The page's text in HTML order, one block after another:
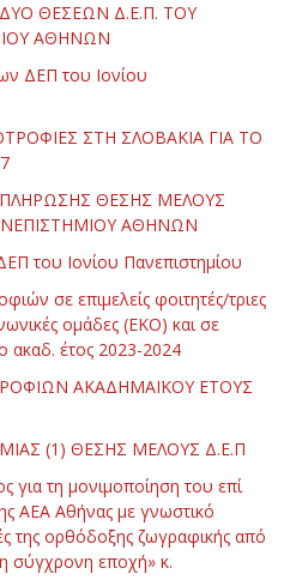
ΘΕΣΕΩΝ Δ.Ε.Π. ΤΟΥ
ΑΘΗΝΩΝ
ΔΕΠ του Ιονίου
ΣΤΗ ΣΛΟΒΑΚΙΑ ΓΙΑ ΤΟ
ΘΕΣΗΣ ΜΕΛΟΥΣ
ΑΘΗΝΩΝ
του Ιονίου Πανεπιστημίου
σε επιμελείς φοιτητές/τριες
ομάδες (ΕΚΟ) και σε
ακαδ. έτος 2023-2024
ΑΚΑΔΗΜΑΪΚΟΥ ΕΤΟΥΣ
(1) ΘΕΣΗΣ ΜΕΛΟΥΣ Δ.Ε.Π
για τη μονιμοποίηση του επί
ΑΕΑ Αθήνας με γνωστικό
της ορθόδοξης ζωγραφικής από
σύγχρονη εποχή» κ.